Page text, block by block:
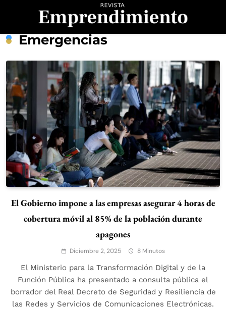
Revista
Emprendimiento
Emergencias
El Gobierno impone a las empresas asegurar 4 horas de
cobertura móvil al 85% de la población durante
apagones
Diciembre 2, 2025 8 Minutos
El Ministerio para la Transformación Digital y de la
Función Pública ha presentado a consulta pública el
borrador del Real Decreto de Seguridad y Resiliencia de
las Redes y Servicios de Comunicaciones Electrónicas.